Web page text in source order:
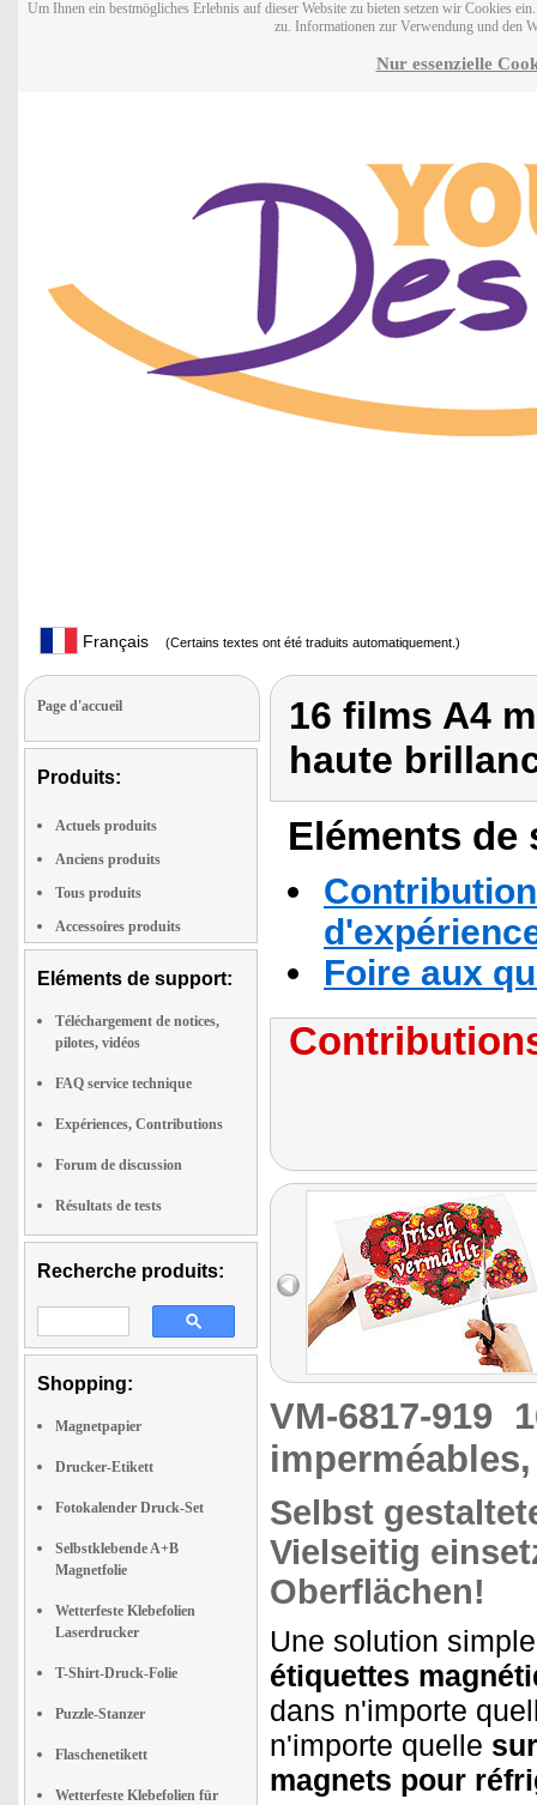
Um Ihnen ein bestmögliches Erlebnis auf dieser Website zu bieten setzen wir Cookies
zu. Informationen zur Verwendung und den
Nur essenzielle
Français (Certains textes ont été traduits automatiquement.)
Page d'accueil
Produits:
Actuels produits
Anciens produits
Tous produits
Accessoires produits
Eléments de support:
Téléchargement de notices,
pilotes, vidéos
FAQ service technique
Expériences, Contributions
Forum de discussion
Résultats de tests
Recherche produits:
Shopping:
Magnetpapier
Drucker-Etikett
Fotokalender Druck-Set
Selbstklebende A+B
Magnetfolie
Wetterfeste Klebefolien
Laserdrucker
T-Shirt-Druck-Folie
Puzzle-Stanzer
Flaschenetikett
Wetterfeste Klebefolien für
16 films A4
haute
Eléments
Foire aux
VM-6817-919
Selbst
Vielseitig
Oberflächen!
Une solution
étiquettes
dans n'importe
n'importe quelle
magnets pour